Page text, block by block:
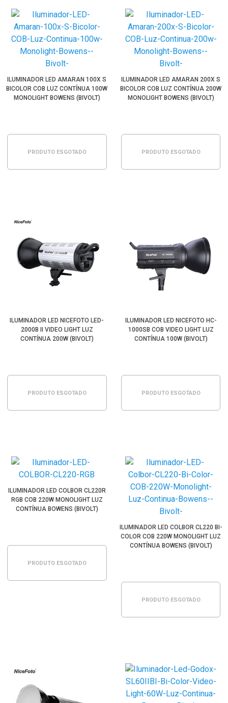
ILUMINADOR LED AMARAN 100X S
BICOLOR COB LUZ CONTÍNUA 100W
MONOLIGHT BOWENS (BIVOLT)
PRODUTO ESGOTADO
ILUMINADOR LED AMARAN 200X S
BICOLOR COB LUZ CONTÍNUA 200W
MONOLIGHT BOWENS (BIVOLT)
PRODUTO ESGOTADO
ILUMINADOR LED NICEFOTO LED-
2000B II VIDEO LIGHT LUZ
CONTÍNUA 200W (BIVOLT)
PRODUTO ESGOTADO
ILUMINADOR LED NICEFOTO HC-
1000SB COB VIDEO LIGHT LUZ
CONTÍNUA 100W (BIVOLT)
PRODUTO ESGOTADO
ILUMINADOR LED COLBOR CL220R
RGB COB 220W MONOLIGHT LUZ
CONTÍNUA BOWENS (BIVOLT)
PRODUTO ESGOTADO
ILUMINADOR LED COLBOR CL220 BI-
COLOR COB 220W MONOLIGHT LUZ
CONTÍNUA BOWENS (BIVOLT)
PRODUTO ESGOTADO